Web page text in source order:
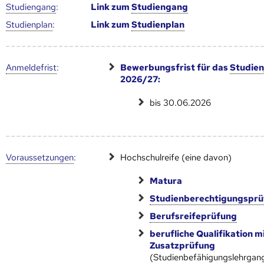
Studien­gang: Link zumStudien­gang
Studien­plan: Link zumStudien­plan
Anmelde­frist: Bewerbungsfrist für das
2026/27:
bis 30.06.2026
Voraus­setzungen: Hochschulreife (eine davon)
Matura
Berufsreifeprüfung
berufliche Qualifikation
Zusatzprüfung